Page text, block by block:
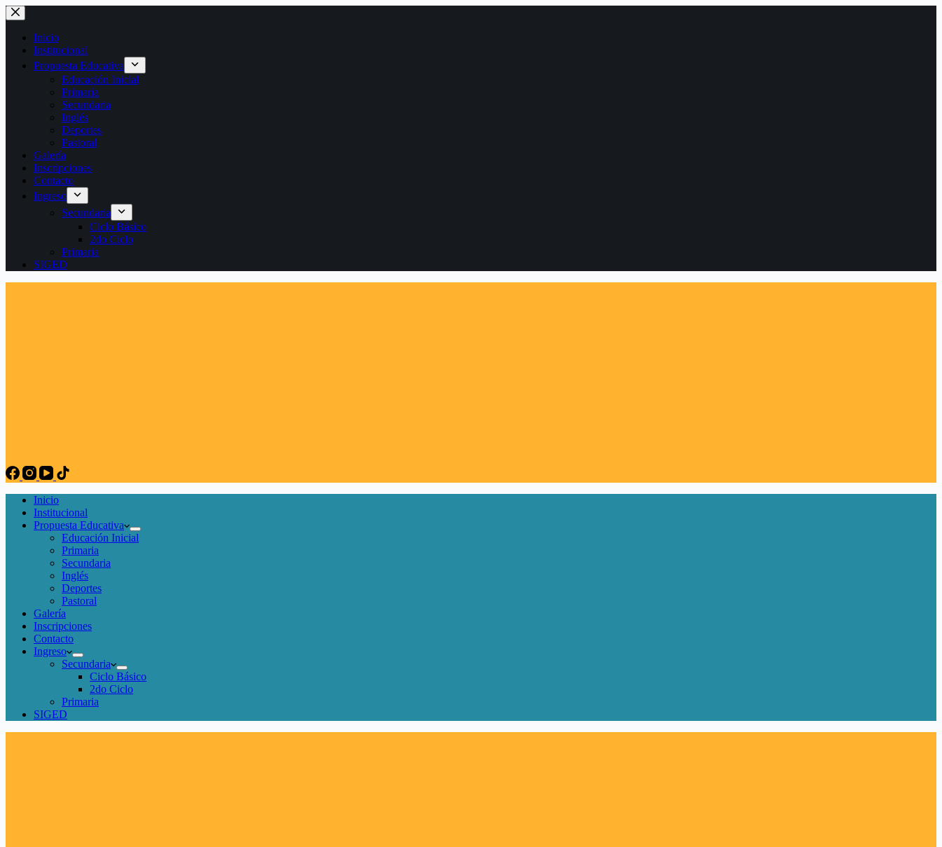
Saltar
al
contenido
Inicio
Institucional
Propuesta Educativa
Educación Inicial
Primaria
Secundaria
Inglés
Deportes
Pastoral
Galería
Inscripciones
Contacto
Ingreso
Secundaria
Ciclo Básico
2do Ciclo
Primaria
SIGED
Inicio
Institucional
Propuesta Educativa
Educación Inicial
Primaria
Secundaria
Inglés
Deportes
Pastoral
Galería
Inscripciones
Contacto
Ingreso
Secundaria
Ciclo Básico
2do Ciclo
Primaria
SIGED